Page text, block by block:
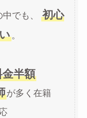
でも、 初心
。
半額
が多く在籍